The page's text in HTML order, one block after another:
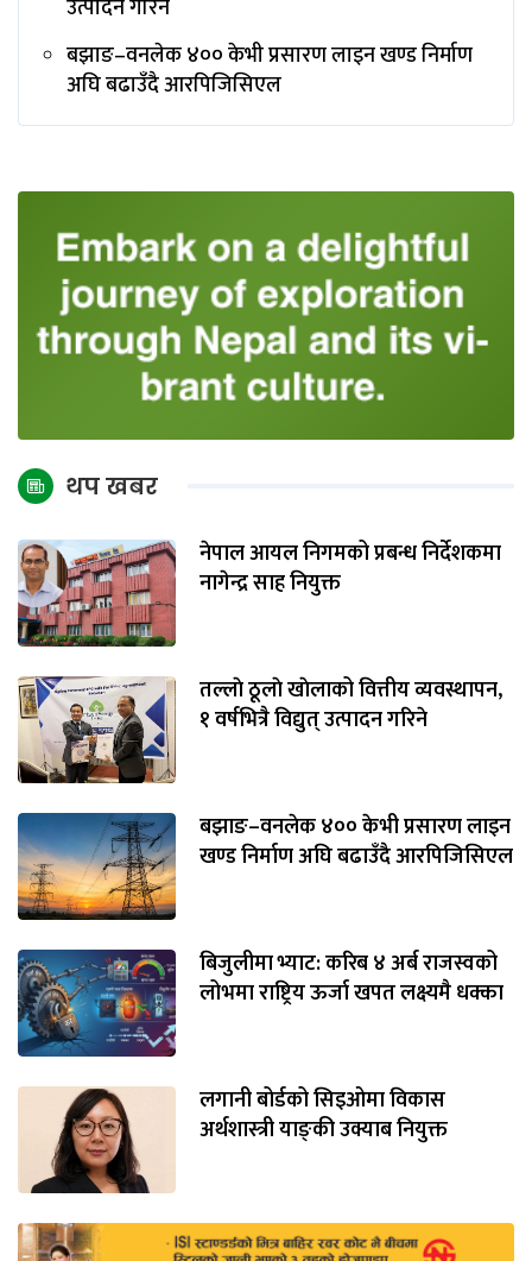
उत्पादन गरिने
बझाङ–वनलेक ४०० केभी प्रसारण लाइन खण्ड निर्माण
अघि बढाउँदै आरपिजिसिएल
थप खबर
नेपाल आयल निगमको प्रबन्ध निर्देशकमा
नागेन्द्र साह नियुक्त
तल्लाे ठूलाे खाेलाको वित्तीय व्यवस्थापन,
१ वर्षभित्रै विद्युत् उत्पादन गरिने
बझाङ–वनलेक ४०० केभी प्रसारण लाइन
खण्ड निर्माण अघि बढाउँदै आरपिजिसिएल
बिजुलीमा भ्याट: करिब ४ अर्ब राजस्वको
लोभमा राष्ट्रिय ऊर्जा खपत लक्ष्यमै धक्का
लगानी बोर्डको सिइओमा विकास
अर्थशास्त्री याङ्‌की उक्याब नियुक्त